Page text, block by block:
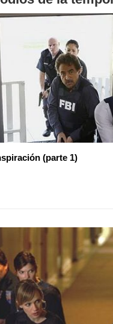
(parte 1)